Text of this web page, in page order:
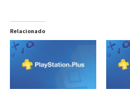
Relacionado